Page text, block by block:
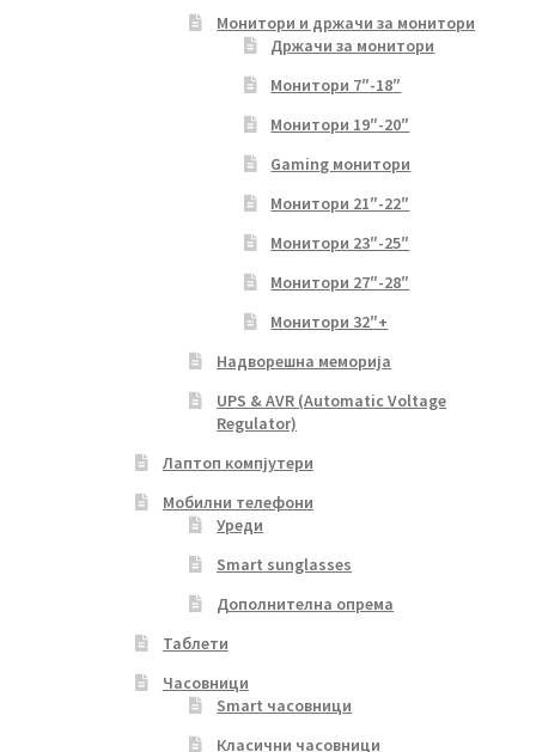
Монитори и држачи за монитори
Држачи за монитори
Монитори 7″-18″
Монитори 19″-20″
Gaming монитори
Монитори 21″-22″
Монитори 23″-25″
Монитори 27″-28″
Монитори 32″+
Надворешна меморија
UPS & AVR (Automatic Voltage
Regulator)
Лаптоп компјутери
Мобилни телефони
Уреди
Smart sunglasses
Дополнителна опрема
Таблети
Часовници
Smart часовници
Класични часовници